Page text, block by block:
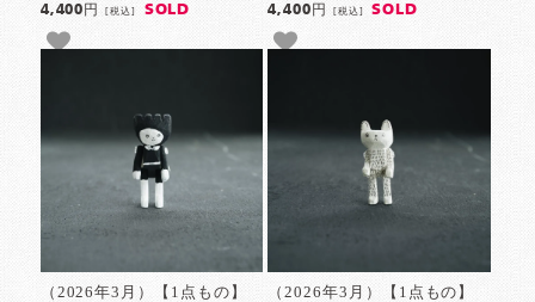
4,400円[税込] SOLD 4,400円 [税込] SOLD
（2026年3月）【1点もの】
（2026年3月）【1点もの】